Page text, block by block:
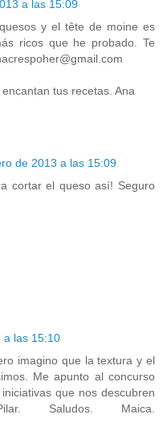
a las 15:09
y el tête de moine es
ricos que he probado. Te
tus recetas. Ana
de 2013 a las 15:09
cortar el queso así! Seguro
a las 15:10
imagino que la textura y el
Me apunto al concurso
que nos descubren
Saludos. Maica.